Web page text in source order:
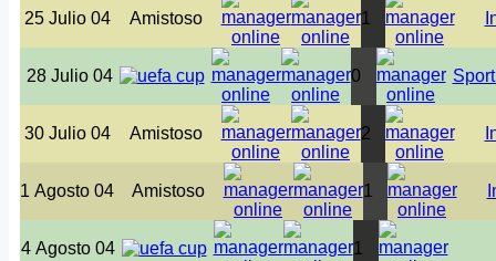
25 Julio 04 Amistoso 1
28 Julio 04 0
30 Julio 04 Amistoso 2
1 Agosto 04 Amistoso 1
4 Agosto 04 1